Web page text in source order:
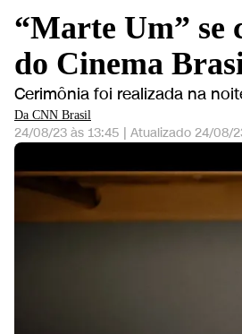
“Marte Um” se
do Cinema
Cerimônia foi realizada na
Da CNN Brasil
24/08/23 às 13:45 | Atualizado 24/08/